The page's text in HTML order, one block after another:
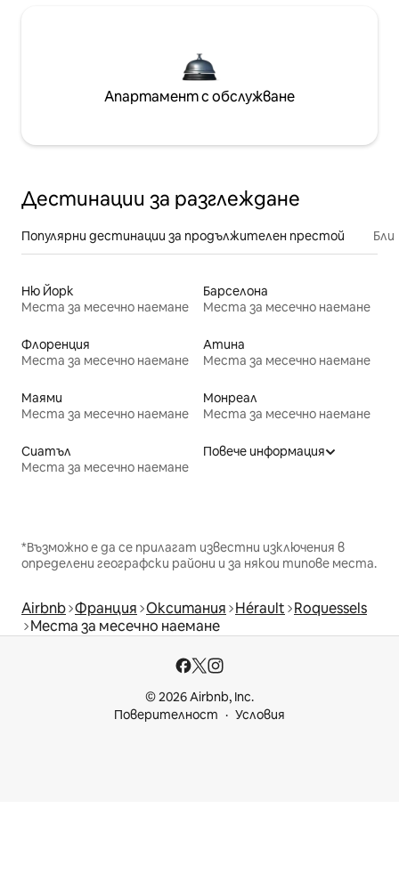
Апартамент с обслужване
Дестинации за разглеждане
Популярни дестинации за продължителен престой
Ню Йорк
Места за месечно наемане
Барселона
Места за месечно наемане
Флоренция
Места за месечно наемане
Атина
Места за месечно наемане
Маями
Места за месечно наемане
Монреал
Места за месечно наемане
Сиатъл
Места за месечно наемане
Повече информация
*Възможно е да се прилагат известни изключения в
определени географски райони и за някои типове места.
Airbnb Франция Окситания Hérault Roquessels
Места за месечно наемане
© 2026 Airbnb, Inc.
Поверителност
Условия